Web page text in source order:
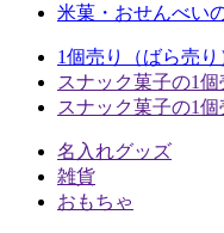
米菓・おせんべい
1個売り（ばら売
スナック菓子の1個
スナック菓子の1個
名入れグッズ
雑貨
おもちゃ